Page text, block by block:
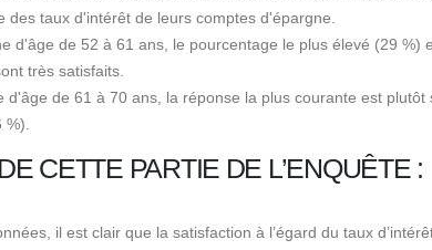
des taux d'intérêt de leurs comptes d'épargne.
d'âge de 52 à 61 ans, le pourcentage le plus élevé (29
très satisfaits.
d'âge de 61 à 70 ans, la réponse la plus courante est
CETTE PARTIE DE L’ENQUÊTE :
il est clair que la satisfaction à l’égard du taux